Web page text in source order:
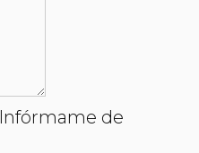
Infórmame de